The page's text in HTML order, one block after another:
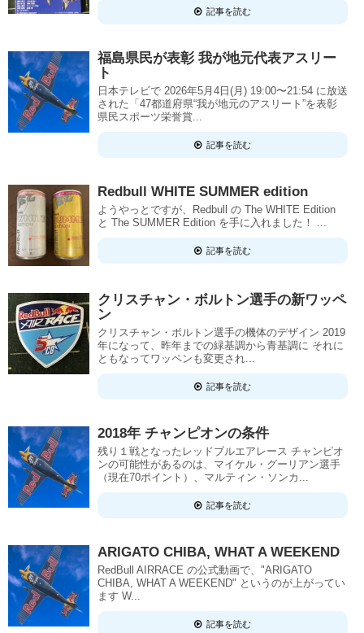
記事を読む
福島県民が表彰 我が地元代表アスリー
ト
日本テレビで 2026年5月4日(月) 19:00〜21:54 に放送
された「47都道府県“我が地元のアスリート”を表彰
県民スポーツ栄誉賞...
記事を読む
Redbull WHITE SUMMER edition
ようやっとですが、Redbull の The WHITE Edition
と The SUMMER Edition を手に入れました！ ...
記事を読む
クリスチャン・ボルトン選手の新ワッペ
ン
クリスチャン・ボルトン選手の機体のデザイン 2019
年になって、昨年までの緑基調から青基調に それに
ともなってワッペンも変更され...
記事を読む
2018年 チャンピオンの条件
残り１戦となったレッドブルエアレース チャンピオ
ンの可能性があるのは、マイケル・グーリアン選手
（現在70ポイント）、マルティン・ソンカ...
記事を読む
ARIGATO CHIBA, WHAT A WEEKEND
RedBull AIRRACE の公式動画で、"ARIGATO
CHIBA, WHAT A WEEKEND" というのが上がってい
ます W...
記事を読む